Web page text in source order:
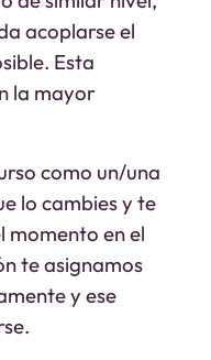
acoplarse el
Esta
la mayor
como un/una
lo cambies y te
momento en el
te asignamos
y ese